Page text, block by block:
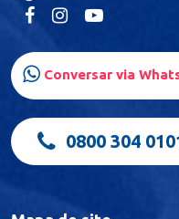
Conversar via
0800 304